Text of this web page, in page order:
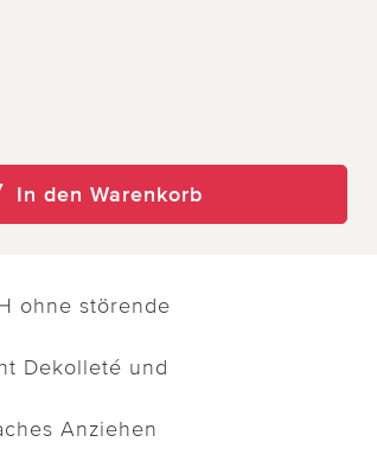
In den Warenkorb
ohne störende
Dekolleté und
Anziehen